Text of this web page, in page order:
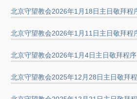
北京守望教会2026年1月18日主日敬拜程
北京守望教会2026年1月11日主日敬拜程
北京守望教会2026年1月4日主日敬拜程序
北京守望教会2025年12月28日主日敬拜